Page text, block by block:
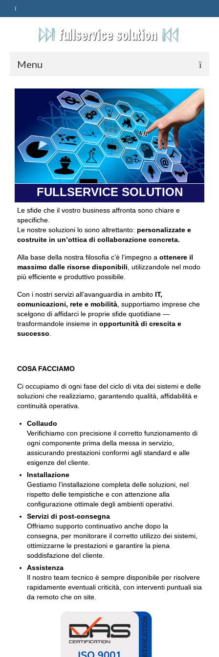
Menu
HOME
ASSISTENZA
POLITICA
Qualità
PRIVACY
CONTATTI
FULLSERVICE SOLUTION
Le sfide che il vostro business affronta sono chiare e
specifiche.
Le nostre soluzioni lo sono altrettanto: personalizzate e
costruite in un’ottica di collaborazione concreta.
Alla base della nostra filosofia c’è l’impegno a ottenere il
massimo dalle risorse disponibili , utilizzandole nel modo
più efficiente e produttivo possibile.
Con i nostri servizi all’avanguardia in ambito IT,
comunicazioni, rete e mobilità , supportiamo imprese che
scelgono di affidarci le proprie sfide quotidiane —
trasformandole insieme in opportunità di crescita e
successo
COSA FACCIAMO
Ci occupiamo di ogni fase del ciclo di vita dei sistemi e delle
soluzioni che realizziamo, garantendo qualità, affidabilità e
continuità operativa.
Collaudo
Verifichiamo con precisione il corretto funzionamento di
ogni componente prima della messa in servizio,
assicurando prestazioni conformi agli standard e alle
esigenze del cliente.
Installazione
Gestiamo l’installazione completa delle soluzioni, nel
rispetto delle tempistiche e con attenzione alla
configurazione ottimale degli ambienti operativi.
Servizi di post-consegna
Offriamo supporto continuativo anche dopo la
consegna, per monitorare il corretto utilizzo dei sistemi,
ottimizzarne le prestazioni e garantire la piena
soddisfazione del cliente.
Assistenza
Il nostro team tecnico è sempre disponibile per risolvere
rapidamente eventuali criticità, con interventi puntuali sia
da remoto che on site.